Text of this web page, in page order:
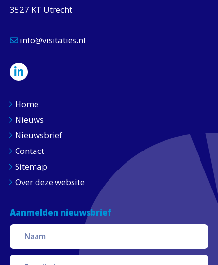
3527 KT Utrecht
info@visitaties.nl
Home
Nieuws
Nieuwsbrief
Contact
Sitemap
Over deze website
Aanmelden nieuwsbrief